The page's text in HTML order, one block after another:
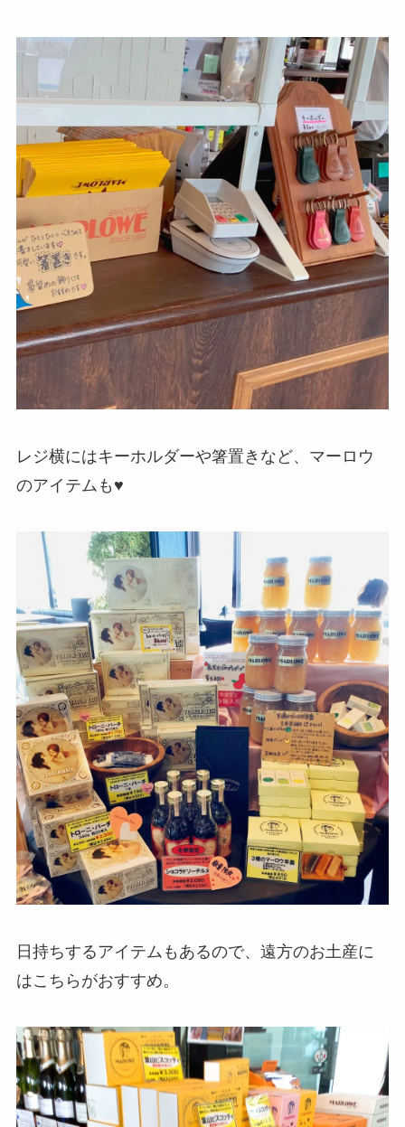
レジ横にはキーホルダーや箸置きなど、マーロウ
のアイテムも♥
日持ちするアイテムもあるので、遠方のお土産に
はこちらがおすすめ。